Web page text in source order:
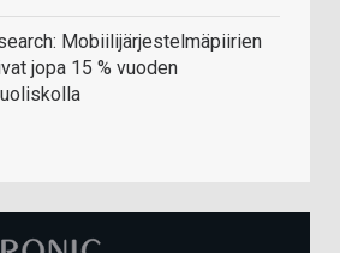
Mobiilijärjestelmäpiirien
jopa 15 % vuoden